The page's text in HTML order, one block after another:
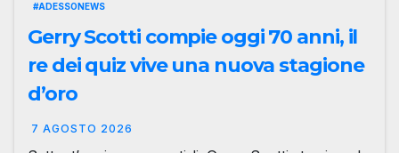
#ADESSONEWS
Gerry Scotti compie oggi 70 anni, il
re dei quiz vive una nuova stagione
d’oro
7 AGOSTO 2026